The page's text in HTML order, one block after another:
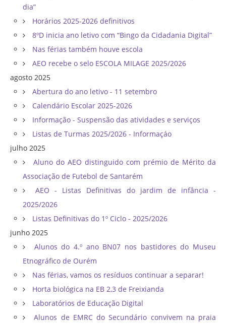
dia”
Horários 2025-2026 definitivos
8ºD inicia ano letivo com “Bingo da Cidadania Digital”
Nas férias também houve escola
AEO recebe o selo ESCOLA MILAGE 2025/2026
agosto 2025
Abertura do ano letivo - 11 setembro
Calendário Escolar 2025-2026
Informação - Suspensão das atividades e serviços
Listas de Turmas 2025/2026 - Informaçáo
julho 2025
Aluno do AEO distinguido com prémio de Mérito da
Associação de Futebol de Santarém
AEO - Listas Definitivas do jardim de infância -
2025/2026
Listas Definitivas do 1º Ciclo - 2025/2026
junho 2025
Alunos do 4.º ano BN07 nos bastidores do Museu
Etnográfico de Ourém
Nas férias, vamos os resíduos continuar a separar!
Horta biológica na EB 2,3 de Freixianda
Laboratórios de Educação Digital
Alunos de EMRC do Secundário convivem na praia